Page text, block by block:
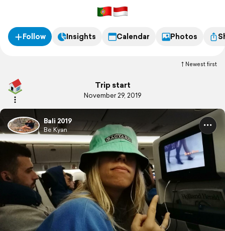
Follow Insights Calendar Photos
Newest first
Trip start
November 29, 2019
Bali 2019
Be Kyan